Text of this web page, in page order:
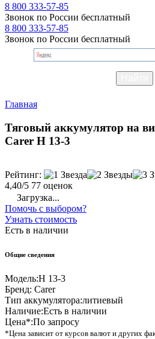
8 800 333-57-85
Звонок по России бесплатный
8 800 333-57-85
Звонок по России бесплатный
Главная
Тяговый аккумулятор на
Carer H 13-3
Рейтинг:
4,40/5 77 оценок
Загрузка...
Помочь с выбором?
Узнать стоимость
Есть в наличии
Общие сведения
Модель:H 13-3
Бренд: Carer
Тип аккумулятора:литиевый
Наличие:Есть в наличии
Цена*:По запросу
*Цена зависит от курсов валют и других